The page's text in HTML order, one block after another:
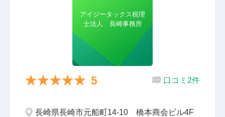
アイジータックス税理
士法人 長崎事務所
5 口コミ2件
長崎県長崎市元船町14-10 橋本商会ビル4F